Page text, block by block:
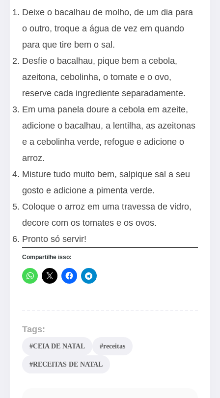
Deixe o bacalhau de molho, de um dia para
o outro, troque a água de vez em quando
para que tire bem o sal.
Desfie o bacalhau, pique bem a cebola,
azeitona, cebolinha, o tomate e o ovo,
reserve cada ingrediente separadamente.
Em uma panela doure a cebola em azeite,
adicione o bacalhau, a lentilha, as azeitonas
e a cebolinha verde, refogue e adicione o
arroz.
Misture tudo muito bem, salpique sal a seu
gosto e adicione a pimenta verde.
Coloque o arroz em uma travessa de vidro,
decore com os tomates e os ovos.
Pronto só servir!
Compartilhe isso:
Tags:
#CEIA DE NATAL #receitas
#RECEITAS DE NATAL